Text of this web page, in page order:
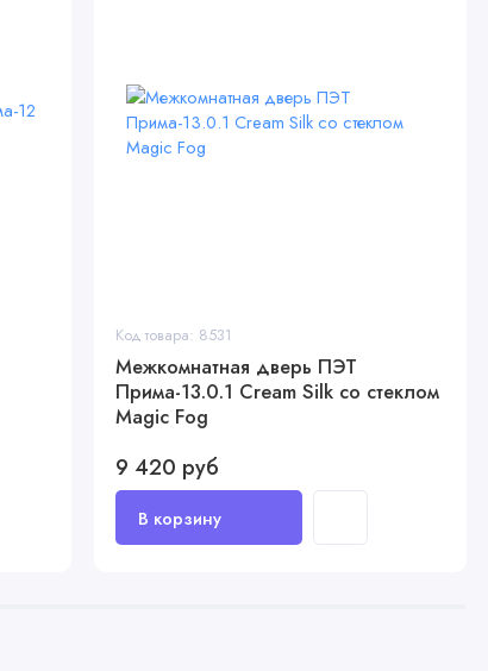
Код товара: 8531
Межкомнатная дверь ПЭТ
Прима-13.0.1 Cream Silk со стеклом
Magic Fog
9 420 руб